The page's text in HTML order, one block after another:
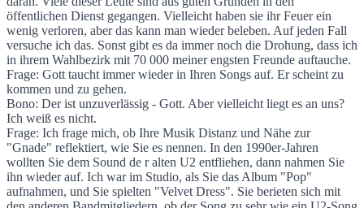
öffentlichen Dienst gegangen. Vielleicht haben sie ihr Feuer ein
wenig verloren, aber das kann man wieder beleben. Auf jeden Fall
versuche ich das. Sonst gibt es da immer noch die Drohung, dass ich
in ihrem Wahlbezirk mit 70 000 meiner engsten Freunde auftauche.
Frage: Gott taucht immer wieder in Ihren Songs auf. Er scheint zu
kommen und zu gehen.
Bono: Der ist unzuverlässig - Gott. Aber vielleicht liegt es an uns?
Ich weiß es nicht.
Frage: Ich frage mich, ob Ihre Musik Distanz und Nähe zur
"Gnade" reflektiert, wie Sie es nennen. In den 1990er-Jahren
wollten Sie dem Sound de r alten U2 entfliehen, dann nahmen Sie
ihn wieder auf. Ich war im Studio, als Sie das Album "Pop"
aufnahmen, und Sie spielten "Velvet Dress". Sie berieten sich mit